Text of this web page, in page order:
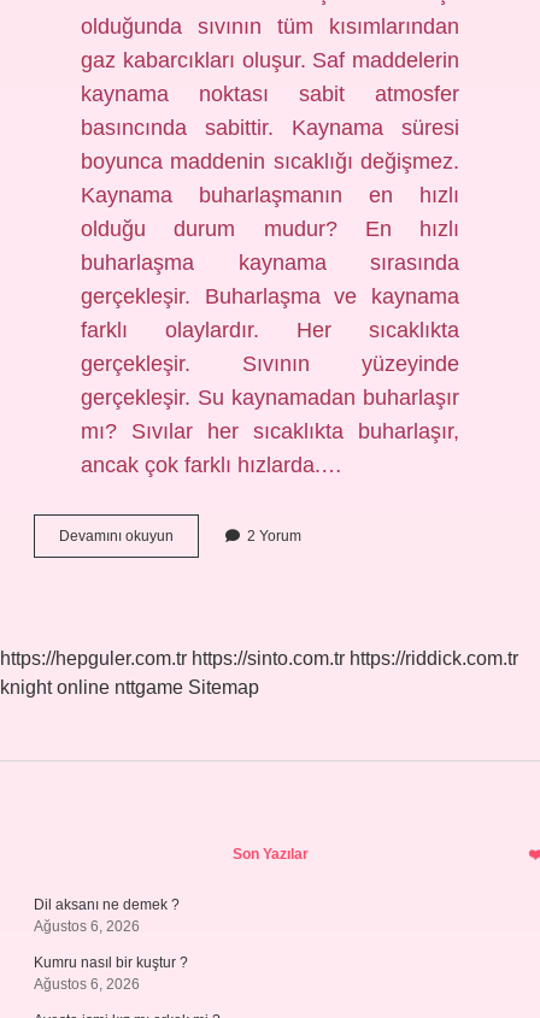
olduğunda sıvının tüm kısımlarından
gaz kabarcıkları oluşur. Saf maddelerin
kaynama noktası sabit atmosfer
basıncında sabittir. Kaynama süresi
boyunca maddenin sıcaklığı değişmez.
Kaynama buharlaşmanın en hızlı
olduğu durum mudur? En hızlı
buharlaşma kaynama sırasında
gerçekleşir. Buharlaşma ve kaynama
farklı olaylardır. Her sıcaklıkta
gerçekleşir. Sıvının yüzeyinde
gerçekleşir. Su kaynamadan buharlaşır
mı? Sıvılar her sıcaklıkta buharlaşır,
ancak çok farklı hızlarda.…
Devamını okuyun Kaynama
Ve
Farklar
Vardır
2 Yorum
https://hepguler.com.tr https://sinto.com.tr https://riddick.com.tr
knight online nttgame Sitemap
Son Yazılar
Dil aksanı ne demek ?
Ağustos 6, 2026
Kumru nasıl bir kuştur ?
Ağustos 6, 2026